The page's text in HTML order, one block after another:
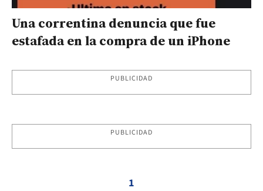
Una correntina denuncia que fue
estafada en la compra de un iPhone
PUBLICIDAD
PUBLICIDAD
1